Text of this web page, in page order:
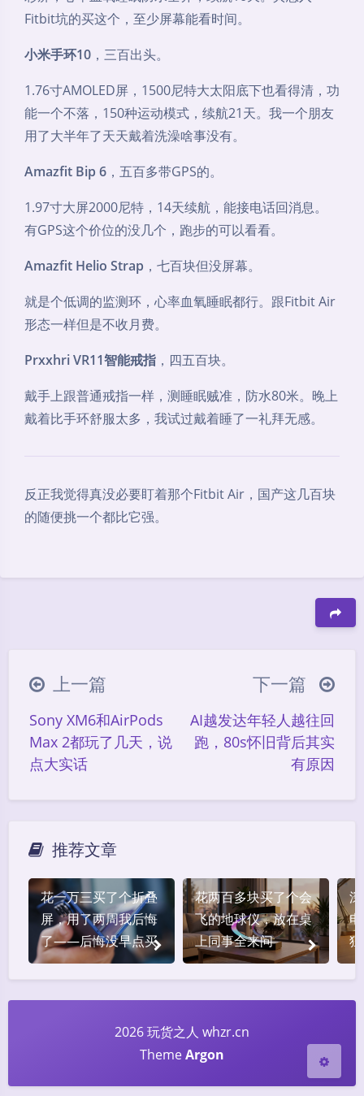
Sans Serif Serif
浅阴影 深阴影
Fitbit坑的买这个，至少屏幕能看时间。
小米手环10 ，三百出头。
1.76寸AMOLED屏，1500尼特大太阳底下也看得清，功
能一个不落，150种运动模式，续航21天。我一个朋友
用了大半年了天天戴着洗澡啥事没有。
Amazfit Bip 6 ，五百多带GPS的。
1.97寸大屏2000尼特，14天续航，能接电话回消息。
有GPS这个价位的没几个，跑步的可以看看。
Amazfit Helio Strap ，七百块但没屏幕。
就是个低调的监测环，心率血氧睡眠都行。跟Fitbit Air
形态一样但是不收月费。
Prxxhri VR11智能戒指 ，四五百块。
戴手上跟普通戒指一样，测睡眠贼准，防水80米。晚上
戴着比手环舒服太多，我试过戴着睡了一礼拜无感。
反正我觉得真没必要盯着那个Fitbit Air，国产这几百块
的随便挑一个都比它强。
上一篇
Sony XM6和AirPods
Max 2都玩了几天，说
点大实话
下一篇
AI越发达年轻人越往回
跑，80s怀旧背后其实
有原因
推荐文章
花一万三买了个折叠
屏，用了两周我后悔
了——后悔没早点买
花两百多块买了个会
飞的地球仪，放在桌
上同事全来问
2026 玩货之人 whzr.cn
ThemeArgon